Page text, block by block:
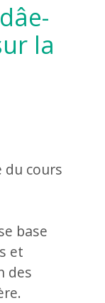
la
du cours
base
et
des